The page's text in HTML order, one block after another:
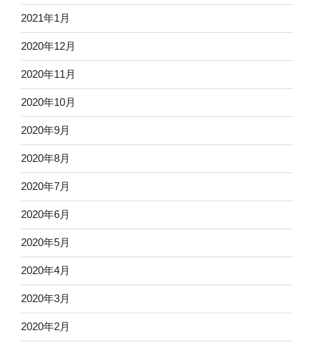
2021年1月
2020年12月
2020年11月
2020年10月
2020年9月
2020年8月
2020年7月
2020年6月
2020年5月
2020年4月
2020年3月
2020年2月